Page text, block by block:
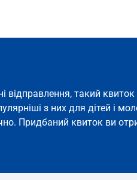
відправлення, такий
з них для дітей і
Придбаний квиток ви